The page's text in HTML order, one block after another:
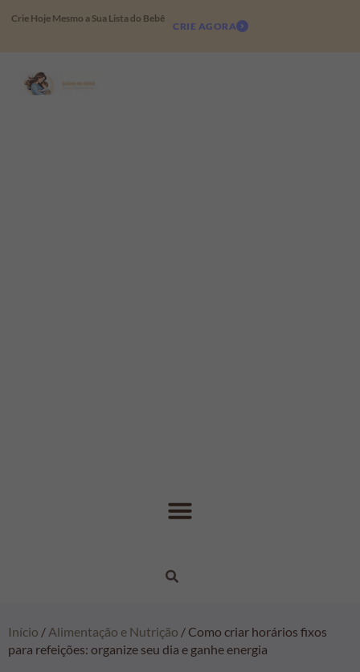
Crie Hoje Mesmo a Sua Lista do Bebê
CRIE AGORA
Início / Alimentação e Nutrição / Como criar horários fixos
para refeições: organize seu dia e ganhe energia